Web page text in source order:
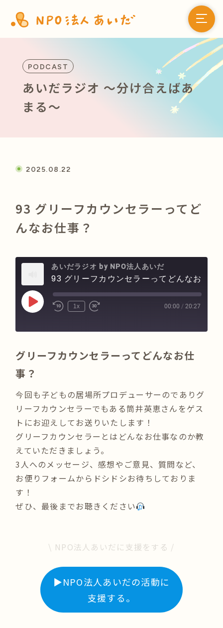
PODCAST
あいだラジオ 〜分け合えばあ
まる〜
2025.08.22
93 グリーフカウンセラーってど
んなお仕事？
あいだラジオ by NPO法人あいだ
Play
Episode
1x 00:00 / 20:27
グリーフカウンセラーってどんなお仕
事？
今回も子どもの居場所プロデューサーのでありグ
リーフカウンセラーでもある筒井英恵さんをゲス
トにお迎えしてお送りいたします！
グリーフカウンセラーとはどんなお仕事なのか教
えていただきましょう。
3人へのメッセージ、感想やご意見、質問など、
お便りフォームからドシドシお待ちしておりま
す！
ぜひ、最後までお聴きください
\ NPO法人あいだに支援をする /
▶︎NPO法人あいだの活動に
支援する。